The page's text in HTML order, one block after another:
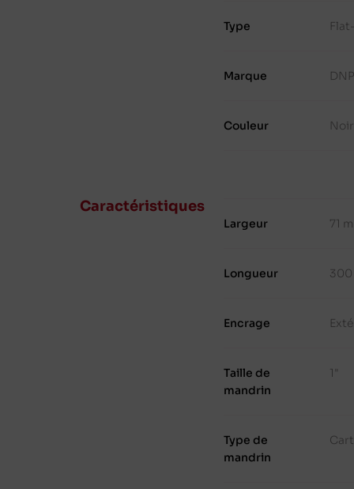
Type
Marque
Couleur Noir
Caractéristiques
Largeur 71
Longueur 300
Encrage
Taille de
mandrin
1"
Type de
mandrin